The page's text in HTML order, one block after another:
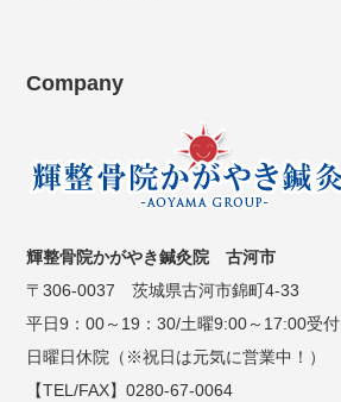
Company
輝整骨院かがやき鍼灸院 古河市
〒306-0037 茨城県古河市錦町4-33
平日9：00～19：30/土曜9:00～17:00受付
日曜日休院（※祝日は元気に営業中！）
【TEL/FAX】0280-67-0064